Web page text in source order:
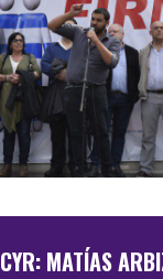
CYR: MATÍAS